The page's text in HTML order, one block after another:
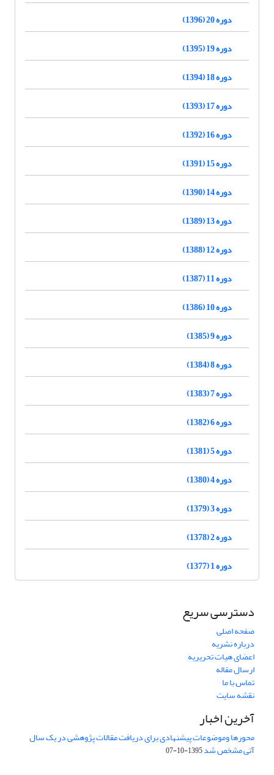
دوره 20 (1396)
دوره 19 (1395)
دوره 18 (1394)
دوره 17 (1393)
دوره 16 (1392)
دوره 15 (1391)
دوره 14 (1390)
دوره 13 (1389)
دوره 12 (1388)
دوره 11 (1387)
دوره 10 (1386)
دوره 9 (1385)
دوره 8 (1384)
دوره 7 (1383)
دوره 6 (1382)
دوره 5 (1381)
دوره 4 (1380)
دوره 3 (1379)
دوره 2 (1378)
دوره 1 (1377)
دسترسی سریع
صفحه اصلی
درباره نشریه
اعضای هیات تحریریه
ارسال مقاله
تماس با ما
نقشه سایت
آخرین اخبار
محورها وموضوعات پیشنهادی برای دریافت مقالات پژوهشی در یک سال
آتی مشخص شد1395-10-07